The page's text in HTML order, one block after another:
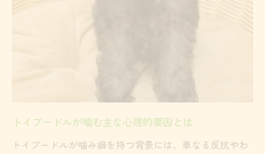
トイプードルの本気噛みを防ぐ日常習慣
トイプードルの噛み癖が治らない時の対応
トイプードルが噛む主な心理的要因とは
トイプードルが噛み癖を持つ背景には、単なる反抗やわ